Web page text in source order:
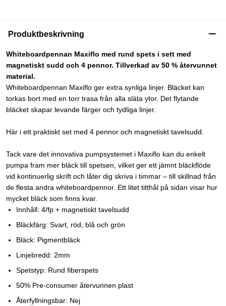
Produktbeskrivning
Whiteboardpennan Maxiflo med rund spets i sett med
magnetiskt sudd och 4 pennor. Tillverkad av 50 % återvunnet
material.
Whiteboardpennan Maxiflo ger extra synliga linjer. Bläcket kan
torkas bort med en torr trasa från alla släta ytor. Det flytande
bläcket skapar levande färger och tydliga linjer.
Här i ett praktiskt set med 4 pennor och magnetiskt tavelsudd.
Tack vare det innovativa pumpsystemet i Maxiflo kan du enkelt
pumpa fram mer bläck till spetsen, vilket ger ett jämnt bläckflöde
vid kontinuerlig skrift och låter dig skriva i timmar – till skillnad från
de flesta andra whiteboardpennor. Ett litet titthål på sidan visar hur
mycket bläck som finns kvar.
Innhåll: 4/fp + magnetiskt tavelsudd
Bläckfärg: Svart, röd, blå och grön
Bläck: Pigmentbläck
Linjebredd: 2mm
Spetstyp: Rund fiberspets
50% Pre-consumer återvunnen plast
Återfyllningsbar: Nej